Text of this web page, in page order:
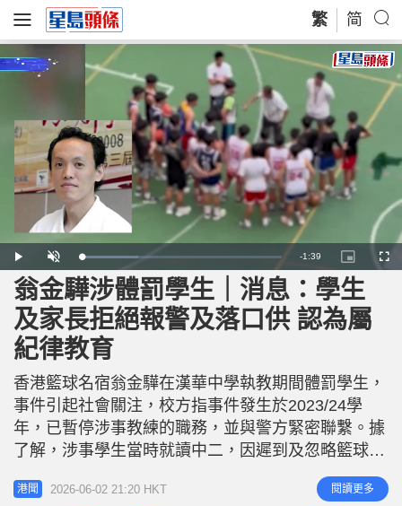
繁 简
P
l
a
y
U
n
m
u
t
L
o
a
d
e
:
2
8
.
7
9
R
e
m
n
-1:39
P
i
c
t
u
r
e
-
i
c
t
u
r
e
F
u
翁金驊涉體罰學生｜消息：學生
及家長拒絕報警及落口供 認為屬
紀律教育
香港籃球名宿翁金驊在漢華中學執教期間體罰學生，
事件引起社會關注，校方指事件發生於2023/24學
年，已暫停涉事教練的職務，並與警方緊密聯繫。據
了解，涉事學生當時就讀中二，因遲到及忽略籃球訓
練而被管教。事件曝光後，警方主動聯絡學校了解，
校方其後聯絡該名學生及其家長，惟家長及學生均認
港聞 2026-06-02 21:20 HKT 閱讀更多